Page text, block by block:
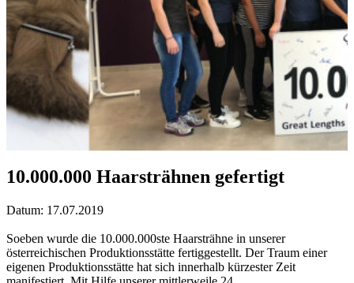
10.000.000 Haarsträhnen gefertigt
Datum: 17.07.2019
Soeben wurde die 10.000.000ste Haarsträhne in unserer
österreichischen Produktionsstätte fertiggestellt. Der Traum einer
eigenen Produktionsstätte hat sich innerhalb kürzester Zeit